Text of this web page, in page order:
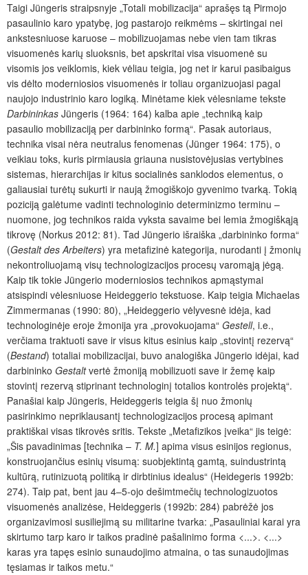
Taigi Jüngeris straipsnyje „Totali mobilizacija“ aprašęs tą Pirmojo
pasaulinio karo ypatybę, jog pastarojo reikmėms – skirtingai nei
ankstesniuose karuose – mobilizuojamas nebe vien tam tikras
visuomenės karių sluoksnis, bet apskritai visa visuomenė su
visomis jos veiklomis, kiek vėliau teigia, jog net ir karui pasibaigus
vis dėlto moderniosios visuomenės ir toliau organizuojasi pagal
naujojo industrinio karo logiką. Minėtame kiek vėlesniame tekste
Darbininkas Jüngeris (1964: 164) kalba apie „techniką kaip
pasaulio mobilizaciją per darbininko formą“. Pasak autoriaus,
technika visai nėra neutralus fenomenas (Jünger 1964: 175), o
veikiau toks, kuris pirmiausia griauna nusistovėjusias vertybines
sistemas, hierarchijas ir kitus socialinės sanklodos elementus, o
galiausiai turėtų sukurti ir naują žmogiškojo gyvenimo tvarką. Tokią
poziciją galėtume vadinti technologinio determinizmo terminu –
nuomone, jog technikos raida vyksta savaime bei lemia žmogiškąją
tikrovę (Norkus 2012: 81). Tad Jüngerio išraiška „darbininko forma“
(Gestalt des Arbeiters) yra metafizinė kategorija, nurodanti į žmonių
nekontroliuojamą visų technologizacijos procesų varomąją jėgą.
Kaip tik tokie Jüngerio moderniosios technikos apmąstymai
atsispindi vėlesniuose Heideggerio tekstuose. Kaip teigia Michaelas
Zimmermanas (1990: 80), „Heideggerio vėlyvesnė idėja, kad
technologinėje eroje žmonija yra „provokuojama“ Gestell, i.e.,
verčiama traktuoti save ir visus kitus esinius kaip „stovintį rezervą“
(Bestand) totaliai mobilizacijai, buvo analogiška Jüngerio idėjai, kad
darbininko Gestaltvertė žmoniją mobilizuoti save ir žemę kaip
stovintį rezervą stiprinant technologinį totalios kontrolės projektą“.
Panašiai kaip Jüngeris, Heideggeris teigia šį nuo žmonių
pasirinkimo nepriklausantį technologizacijos procesą apimant
praktiškai visas tikrovės sritis. Tekste „Metafizikos įveika“ jis teigė:
„Šis pavadinimas [technika – T. M.] apima visus esinijos regionus,
konstruojančius esinių visumą: suobjektintą gamtą, suindustrintą
kultūrą, rutinizuotą politiką ir dirbtinius idealus“ (Heidegeris 1992b:
274). Taip pat, bent jau 4–5-ojo dešimtmečių technologizuotos
visuomenės analizėse, Heideggeris (1992b: 284) pabrėžė jos
organizavimosi susiliejimą su militarine tvarka: „Pasauliniai karai yra
skirtumo tarp karo ir taikos pradinė pašalinimo forma <...>. <...>
karas yra tapęs esinio sunaudojimo atmaina, o tas sunaudojimas
tęsiamas ir taikos metu.“